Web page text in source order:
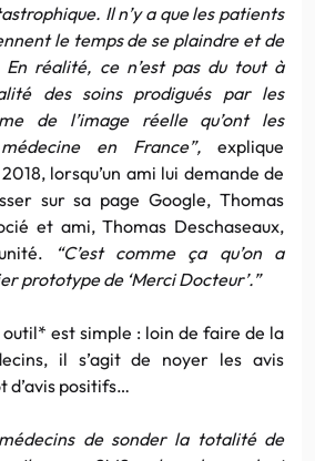
Il n’y a que les patients
le temps de se plaindre et de
réalité, ce n’est pas du tout à
des soins prodigués par les
de l’image réelle qu’ont les
en France”, explique
lorsqu’un ami lui demande de
sur sa page Google, Thomas
et ami, Thomas Deschaseaux,
“C’est comme ça qu’on a
prototype de ‘Merci Docteur’.”
est simple : loin de faire de la
il s’agit de noyer les avis
d’avis positifs…
de sonder la totalité de